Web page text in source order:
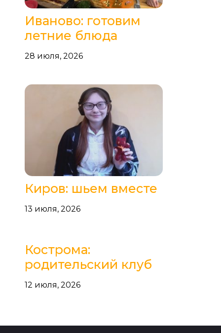
Иваново: готовим
летние блюда
28 июля, 2026
Киров: шьем вместе
13 июля, 2026
Кострома:
родительский клуб
12 июля, 2026